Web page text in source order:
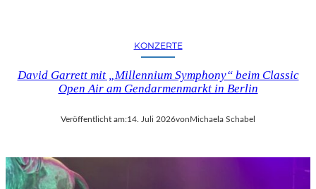
KONZERTE
David Garrett mit „Millennium Symphony“ beim Classic
Open Air am Gendarmenmarkt in Berlin
Veröffentlicht am:14. Juli 2026vonMichaela Schabel